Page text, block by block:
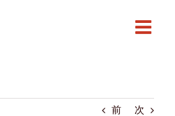
前 次